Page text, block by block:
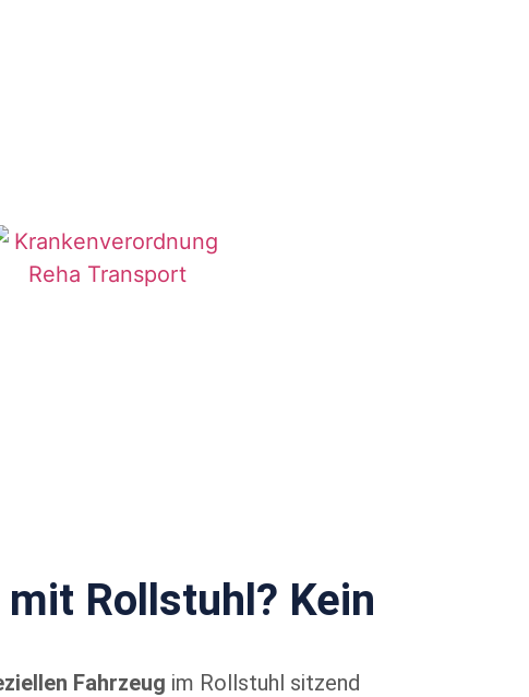
Rollstuhl? Kein
Fahrzeug im Rollstuhl sitzend